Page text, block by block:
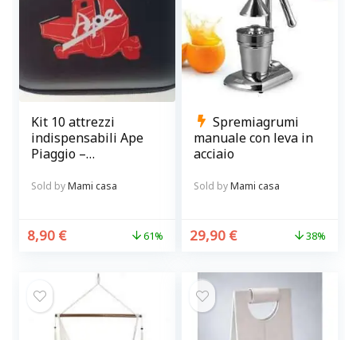
Kit 10 attrezzi
indispensabili Ape
Piaggio –
facile e veloce
Sold byMami casa
8,90 € 61%
Spremiagrumi
manuale con leva in
acciaio
Sold byMami casa
29,90 € 38%